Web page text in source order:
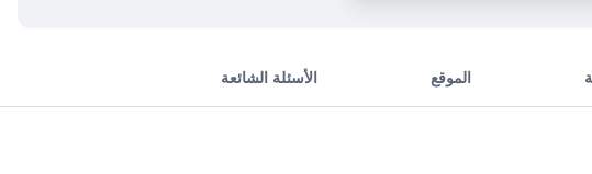
الموقع الأسئلة الشائعة